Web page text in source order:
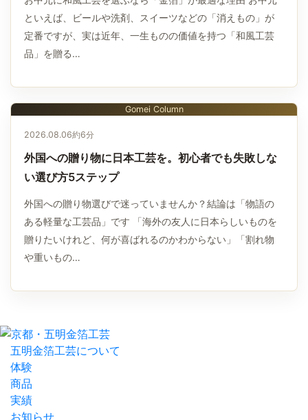
といえば、ビールや洗剤、スイーツなどの「消えもの」が
定番ですが、実は近年、一生ものの価値を持つ「和風工芸
品」を贈る…
Gomei Column
2026.08.06約6分
外国への贈り物に日本工芸を。初心者でも失敗しな
い選び方5ステップ
外国への贈り物選びで迷っていませんか？結論は「物語の
ある軽量な工芸品」です 「海外の友人に日本らしいものを
贈りたいけれど、何が喜ばれるのかわからない」「割れ物
や重いもの…
五明金箔工芸について
体験
商品
実績
お知らせ